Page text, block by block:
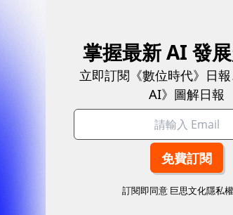
網路產業泡沫化、經濟蕭條，川普無
文數字。但是川普旋即憑著商業天賦
集團也成為全球最大的賭場飯店及遊
出書、開電視節目，甚至辦了一個名
部落格將他經營企業的心得傳授給
經驗。
掌握最新 AI 發
立即訂閱《數位時代》日
AI》圖解日報
訂閱即同意 巨思文化隱私